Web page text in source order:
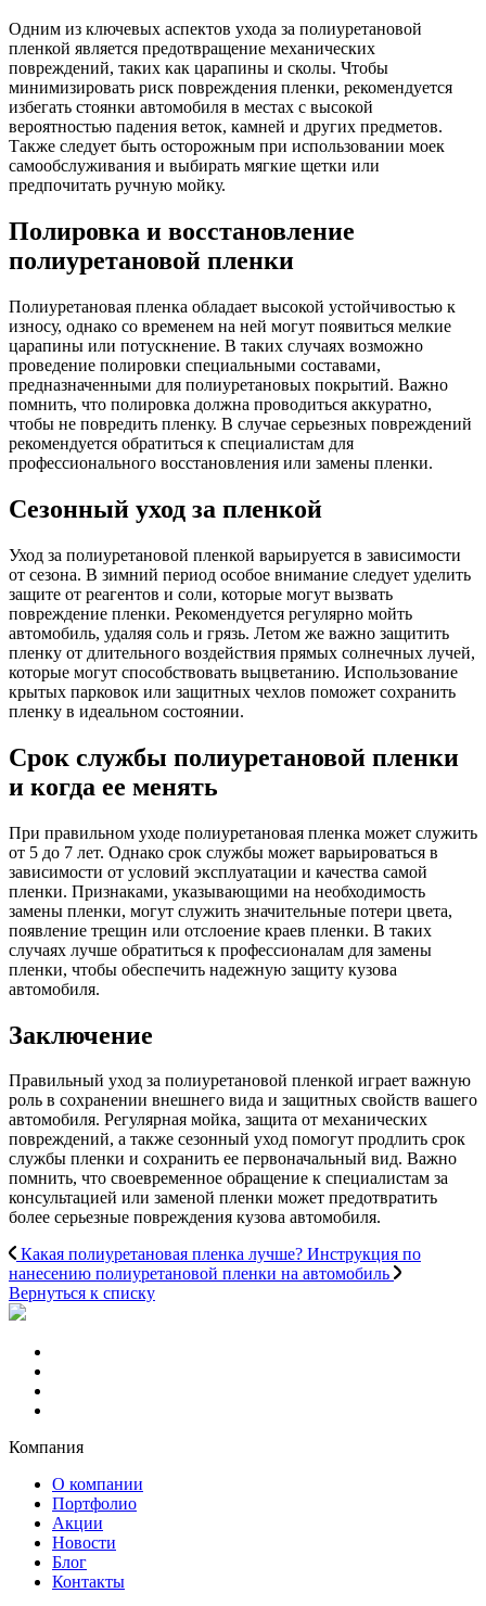
Одним из ключевых аспектов ухода за полиуретановой
пленкой является предотвращение механических
повреждений, таких как царапины и сколы. Чтобы
минимизировать риск повреждения пленки, рекомендуется
избегать стоянки автомобиля в местах с высокой
вероятностью падения веток, камней и других предметов.
Также следует быть осторожным при использовании моек
самообслуживания и выбирать мягкие щетки или
предпочитать ручную мойку.
Полировка и восстановление
полиуретановой пленки
Полиуретановая пленка обладает высокой устойчивостью к
износу, однако со временем на ней могут появиться мелкие
царапины или потускнение. В таких случаях возможно
проведение полировки специальными составами,
предназначенными для полиуретановых покрытий. Важно
помнить, что полировка должна проводиться аккуратно,
чтобы не повредить пленку. В случае серьезных повреждений
рекомендуется обратиться к специалистам для
профессионального восстановления или замены пленки.
Сезонный уход за пленкой
Уход за полиуретановой пленкой варьируется в зависимости
от сезона. В зимний период особое внимание следует уделить
защите от реагентов и соли, которые могут вызвать
повреждение пленки. Рекомендуется регулярно мойть
автомобиль, удаляя соль и грязь. Летом же важно защитить
пленку от длительного воздействия прямых солнечных лучей,
которые могут способствовать выцветанию. Использование
крытых парковок или защитных чехлов поможет сохранить
пленку в идеальном состоянии.
Срок службы полиуретановой пленки
и когда ее менять
При правильном уходе полиуретановая пленка может служить
от 5 до 7 лет. Однако срок службы может варьироваться в
зависимости от условий эксплуатации и качества самой
пленки. Признаками, указывающими на необходимость
замены пленки, могут служить значительные потери цвета,
появление трещин или отслоение краев пленки. В таких
случаях лучше обратиться к профессионалам для замены
пленки, чтобы обеспечить надежную защиту кузова
автомобиля.
Заключение
Правильный уход за полиуретановой пленкой играет важную
роль в сохранении внешнего вида и защитных свойств вашего
автомобиля. Регулярная мойка, защита от механических
повреждений, а также сезонный уход помогут продлить срок
службы пленки и сохранить ее первоначальный вид. Важно
помнить, что своевременное обращение к специалистам за
консультацией или заменой пленки может предотвратить
более серьезные повреждения кузова автомобиля.
Какая полиуретановая пленка лучше? Инструкция по
нанесению полиуретановой пленки на автомобиль
Вернуться к списку
Компания
О компании
Портфолио
Акции
Новости
Блог
Контакты